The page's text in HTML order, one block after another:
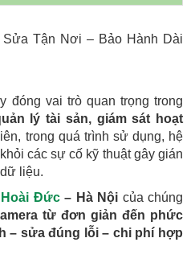
Tận Nơi – Bảo Hành Dài
đóng vai trò quan trọng trong
lý tài sản, giám sát hoạt
trong quá trình sử dụng, hệ
các sự cố kỹ thuật gây gián
liệu.
Đức– Hà Nội của chúng
từ đơn giản đến phức
– sửa đúng lỗi – chi phí hợp